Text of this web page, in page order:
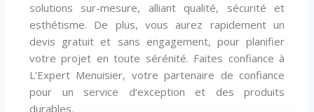
solutions sur-mesure, alliant qualité, sécurité et
esthétisme. De plus, vous aurez rapidement un
devis gratuit et sans engagement, pour planifier
votre projet en toute sérénité. Faites confiance à
L’Expert Menuisier, votre partenaire de confiance
pour un service d’exception et des produits
durables.